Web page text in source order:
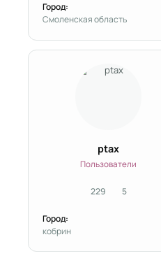
Город:
Смоленская область
ptax
Пользователи
229сообщения
5Репутация
Город:
кобрин